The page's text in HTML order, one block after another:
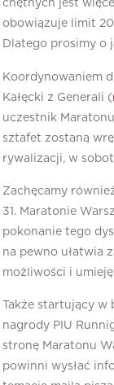
chętnych jest
obowiązuje limit
Dlatego prosimy o
Koordynowaniem
Kałęcki z Generali (
uczestnik
sztafet zostaną
rywalizacji, w
Zachęcamy
31. Maratonie
pokonanie tego
na pewno ułatwia
możliwości i
Także startujący
nagrody PIU
stronę Maratonu
powinni wysłać